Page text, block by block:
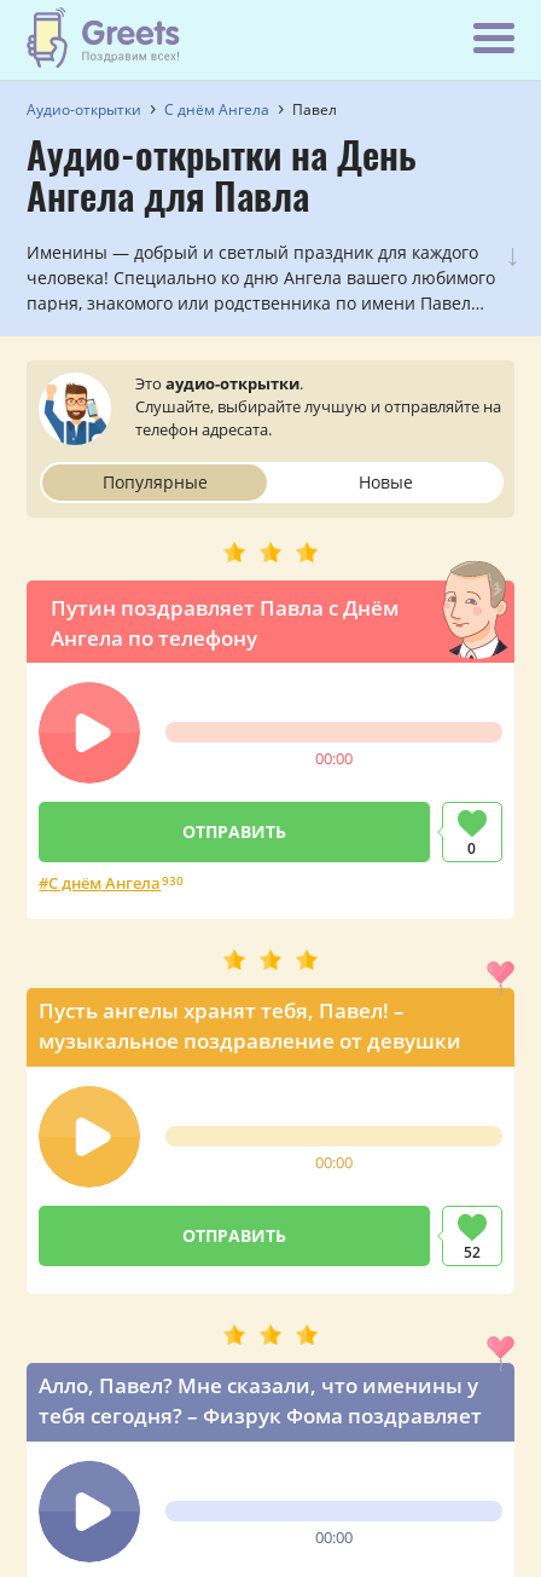
Аудио-открытки С днём Ангела Павел
Аудио-открытки на День
Ангела для Павла
↓
Именины — добрый и светлый праздник для каждого
человека! Специально ко дню Ангела вашего любимого
парня, знакомого или родственника по имени Павел
отправить с сайта на мобильный телефон.
Этоаудио-открытки.
Слушайте, выбирайте лучшую и отправляйте на
телефон адресата.
Популярные Новые
Путин поздравляет Павла с Днём
Ангела по телефону
00:00
0
С днём Ангела930
Пусть ангелы хранят тебя, Павел! –
музыкальное поздравление от девушки
00:00
52
Алло, Павел? Мне сказали, что именины у
тебя сегодня? – Физрук Фома поздравляет
00:00